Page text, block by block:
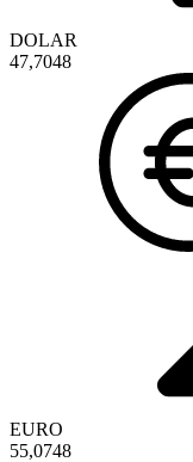
DOLAR
47,7048
EURO
55,0748